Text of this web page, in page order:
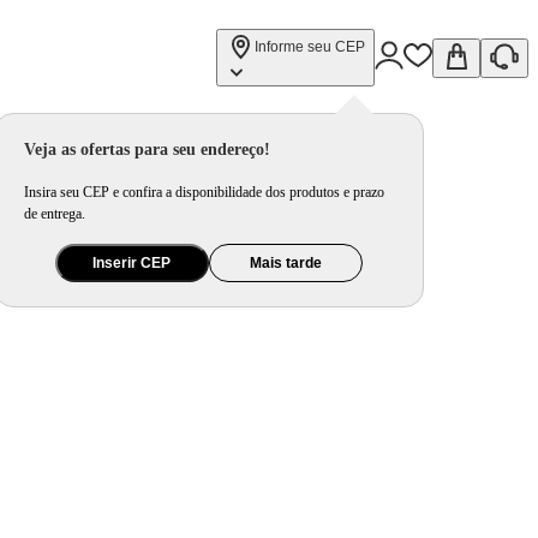
Informe seu CEP
Veja as ofertas para seu endereço!
Insira seu CEP e confira a disponibilidade dos produtos e prazo
de entrega.
Inserir CEP Mais tarde